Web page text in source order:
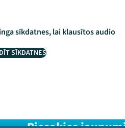
sīkdatnes, lai klausītos audio
SĪKDATNES